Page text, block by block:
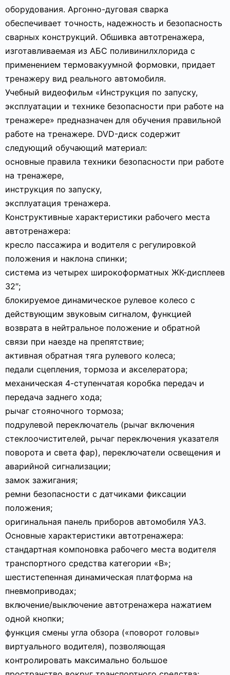
оборудования. Аргонно-дуговая сварка
обеспечивает точность, надежность и безопасность
сварных конструкций. Обшивка автотренажера,
изготавливаемая из АБС поливинилхлорида с
применением термовакуумной формовки, придает
тренажеру вид реального автомобиля.
Учебный видеофильм «Инструкция по запуску,
эксплуатации и технике безопасности при работе на
тренажере» предназначен для обучения правильной
работе на тренажере. DVD-диск содержит
следующий обучающий материал:
основные правила техники безопасности при работе
на тренажере,
инструкция по запуску,
эксплуатация тренажера.
Конструктивные характеристики рабочего места
автотренажера:
кресло пассажира и водителя с регулировкой
положения и наклона спинки;
система из четырех широкоформатных ЖК-дисплеев
32″;
блокируемое динамическое рулевое колесо с
действующим звуковым сигналом, функцией
возврата в нейтральное положение и обратной
связи при наезде на препятствие;
активная обратная тяга рулевого колеса;
педали сцепления, тормоза и акселератора;
механическая 4-ступенчатая коробка передач и
передача заднего хода;
рычаг стояночного тормоза;
подрулевой переключатель (рычаг включения
стеклоочистителей, рычаг переключения указателя
поворота и света фар), переключатели освещения и
аварийной сигнализации;
замок зажигания;
ремни безопасности с датчиками фиксации
положения;
оригинальная панель приборов автомобиля УАЗ.
Основные характеристики автотренажера:
стандартная компоновка рабочего места водителя
транспортного средства категории «В»;
шестистепенная динамическая платформа на
пневмоприводах;
включение/выключение автотренажера нажатием
одной кнопки;
функция смены угла обзора («поворот головы»
виртуального водителя), позволяющая
контролировать максимально большое